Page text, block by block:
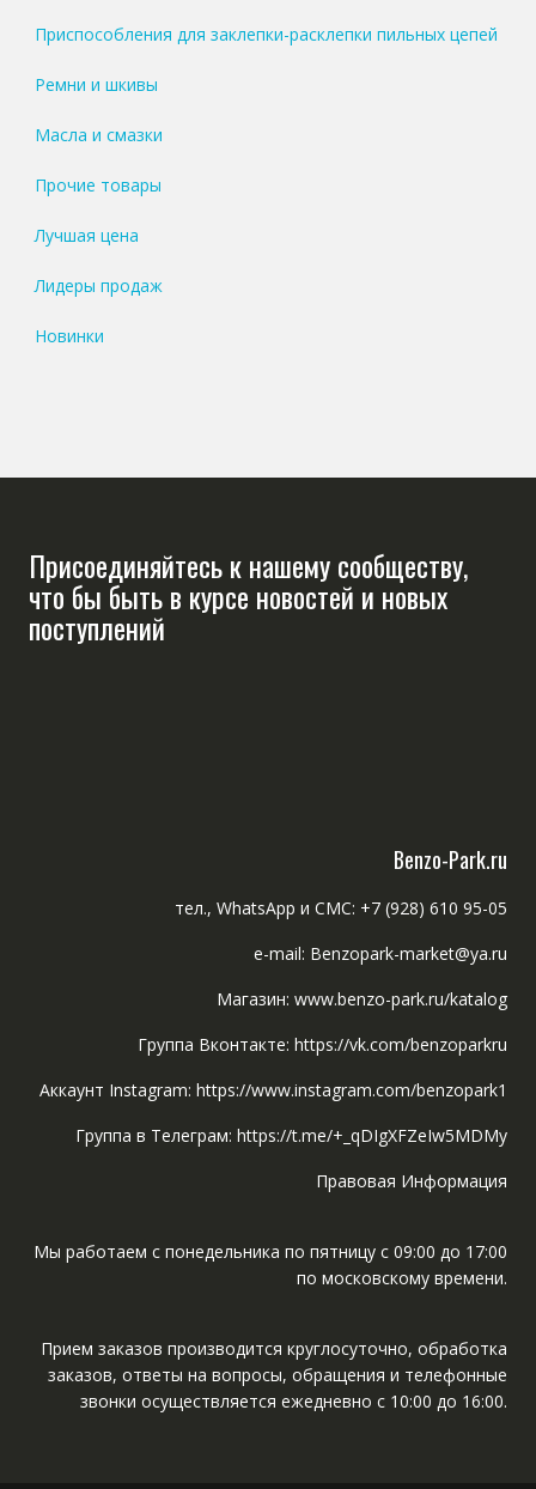
Приспособления для заклепки-расклепки пильных цепей
Ремни и шкивы
Масла и смазки
Прочие товары
Лучшая цена
Лидеры продаж
Новинки
Присоединяйтесь к нашему сообществу,
что бы быть в курсе новостей и новых
поступлений
Benzo-Park.ru
тел., WhatsApp и СМС: +7 (928) 610 95-05
e-mail: Benzopark-market@ya.ru
Магазин: www.benzo-park.ru/katalog
Группа Вконтакте: https://vk.com/benzoparkru
Аккаунт Instagram: https://www.instagram.com/benzopark1
Группа в Телеграм: https://t.me/+_qDIgXFZeIw5MDMy
Правовая Информация
Мы работаем с понедельника по пятницу с 09:00 до 17:00
по московскому времени.
Прием заказов производится круглосуточно, обработка
заказов, ответы на вопросы, обращения и телефонные
звонки осуществляется ежедневно с 10:00 до 16:00.